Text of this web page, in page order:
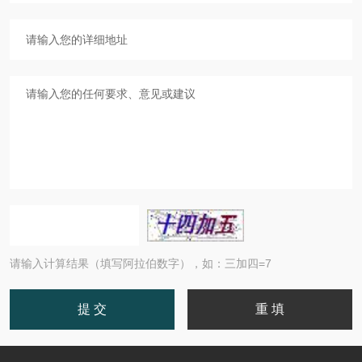
请输入计算结果（填写阿拉伯数字），如：三加四=7